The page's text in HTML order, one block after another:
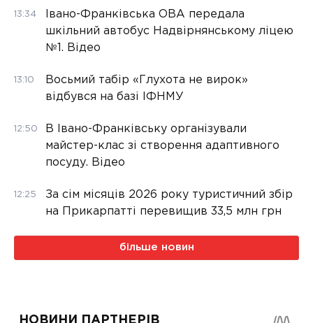
13:34
Івано-Франківська ОВА передала
шкільний автобус Надвірнянському ліцею
№1. Відео
13:10
Восьмий табір «Глухота не вирок»
відбувся на базі ІФНМУ
12:50
В Івано-Франківську організували
майстер-клас зі створення адаптивного
посуду. Відео
12:25
За сім місяців 2026 року туристичний збір
на Прикарпатті перевищив 33,5 млн грн
більше новин